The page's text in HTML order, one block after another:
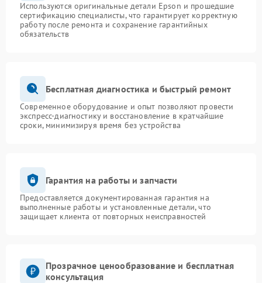
Используются оригинальные детали Epson и прошедшие
сертификацию специалисты, что гарантирует корректную
работу после ремонта и сохранение гарантийных
обязательств
Бесплатная диагностика и быстрый ремонт
Современное оборудование и опыт позволяют провести
экспресс-диагностику и восстановление в кратчайшие
сроки, минимизируя время без устройства
Гарантия на работы и запчасти
Предоставляется документированная гарантия на
выполненные работы и установленные детали, что
защищает клиента от повторных неисправностей
Прозрачное ценообразование и бесплатная
консультация